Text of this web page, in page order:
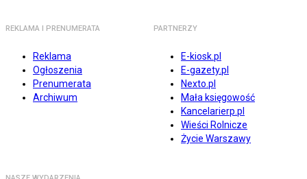
REKLAMA I PRENUMERATA
Reklama
Ogłoszenia
Prenumerata
Archiwum
PARTNERZY
E-kiosk.pl
E-gazety.pl
Nexto.pl
Mała księgowość
Kancelarierp.pl
Wieści Rolnicze
Życie Warszawy